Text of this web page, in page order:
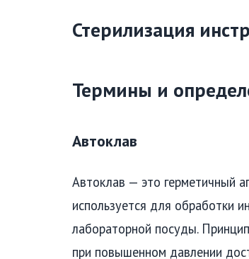
Стерилизация
Термины и
Автоклав
Автоклав — это герметичный
используется для обработки
лабораторной посуды.
при повышенном давлении